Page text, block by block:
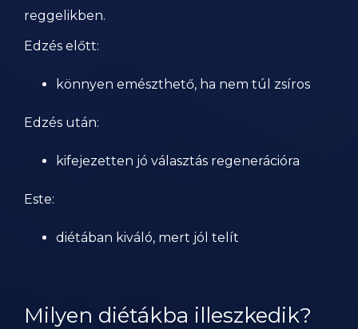
reggelikben.
Edzés előtt:
könnyen emészthető, ha nem túl zsíros
Edzés után:
kifejezetten jó választás regenerációra
Este:
diétában kiváló, mert jól telít
Milyen diétákba illeszkedik?